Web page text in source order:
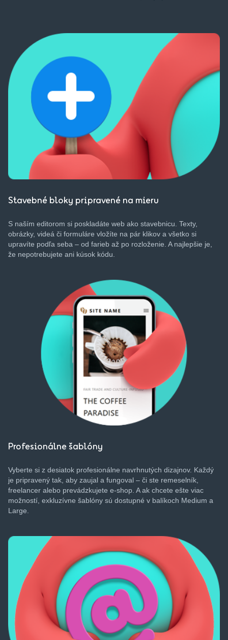
Stavebné bloky pripravené na mieru
S naším editorom si poskladáte web ako stavebnicu Texty,
obrázky, videá či formuláre vložíte na pár klikov a všetko si
upravíte podľa seba – od farieb až po rozloženie . A najlepšie je,
že nepotrebujete ani kúsok kódu
Profesionálne šablóny
Vyberte si z desiatok profesionálne navrhnutých dizajnov. Každý
je pripravený tak , aby zaujal a fungoval – či ste remeselník
freelancer alebo prevádzkujete e-shop. A ak chcete ešte viac
možností exkluzívne šablóny sú dostupné v balíkoch Medium a
Large.